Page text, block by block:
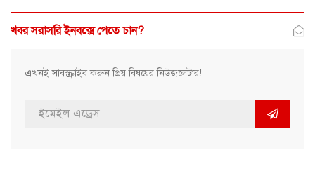
খবর সরাসরি ইনবক্সে পেতে চান?
এখনই সাবস্ক্রাইব করুন প্রিয় বিষয়ের নিউজলেটার!